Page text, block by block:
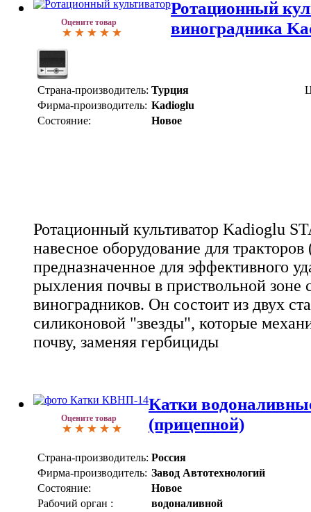
Оцените товар
Ротационный
виноградника
Страна-производитель: Турция
Фирма-производитель: Kadioglu
Состояние:
Новое
Ротационный культиватор Kadioglu
навесное оборудование для тракторов
предназначенное для эффективного
рыхления почвы в приствольной зоне
виноградников. Он состоит из двух
силиконовой "звезды", которые
почву, заменяя гербициды
Оцените товар
Катки
(прицепной)
Страна-производитель: Россия
Фирма-производитель: Завод Автотехнологий
Состояние:
Новое
Рабочий орган :
водоналивной